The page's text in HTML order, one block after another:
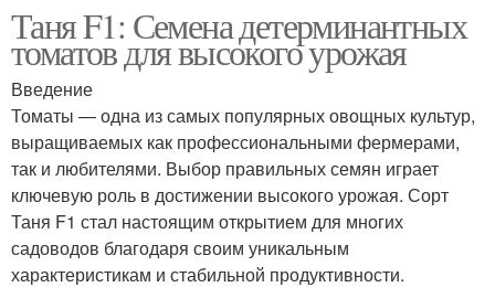
Таня F1: Семена детерминантных
томатов для высокого урожая
Введение
Томаты — одна из самых популярных овощных культур,
выращиваемых как профессиональными фермерами,
так и любителями. Выбор правильных семян играет
ключевую роль в достижении высокого урожая. Сорт
Таня F1 стал настоящим открытием для многих
садоводов благодаря своим уникальным
характеристикам и стабильной продуктивности.